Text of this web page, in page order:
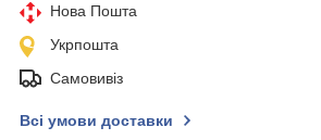
Нова Пошта
Укрпошта
Самовивіз
Всі умови доставки